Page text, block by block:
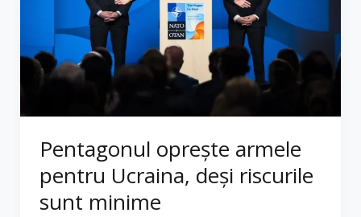
Pentagonul oprește armele
pentru Ucraina, deși riscurile
sunt minime